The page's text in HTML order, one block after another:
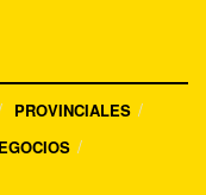
PROVINCIALES